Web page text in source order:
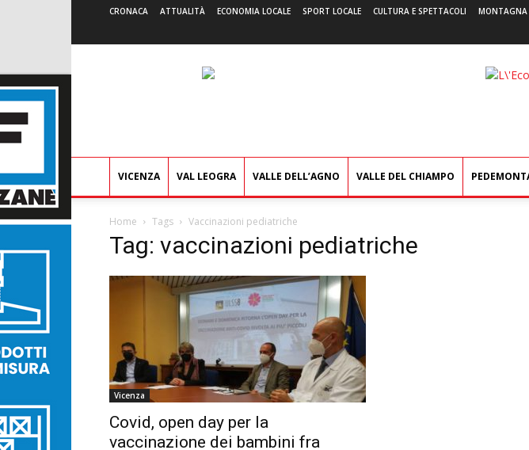
CRONACA ATTUALITÀ ECONOMIA LOCALE SPORT LOCALE CULTURA E SPETTACOLI MONTAGNA
VICENZA VAL LEOGRA VALLE DELL’AGNO VALLE DEL CHIAMPO
Home Tags Vaccinazioni pediatriche
Tag: vaccinazioni pediatriche
Vicenza
Covid, open day per la
vaccinazione dei bambini fra